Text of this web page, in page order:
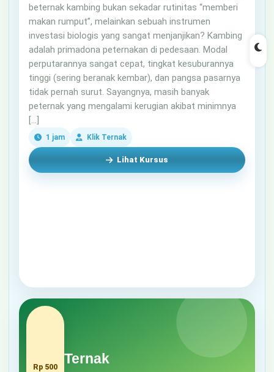
beternak kambing bukan sekadar rutinitas “memberi
makan rumput”, melainkan sebuah instrumen
investasi biologis yang sangat menjanjikan? Kambing
adalah primadona peternakan di pedesaan. Modal
perputarannya sangat cepat, tingkat kesuburannya
tinggi (sering beranak kembar), dan pangsa pasarnya
tidak pernah surut. Sayangnya, masih banyak
peternak yang mengalami kerugian akibat minimnya
[…]
1 jam Klik Ternak
Lihat Kursus
Rp 500